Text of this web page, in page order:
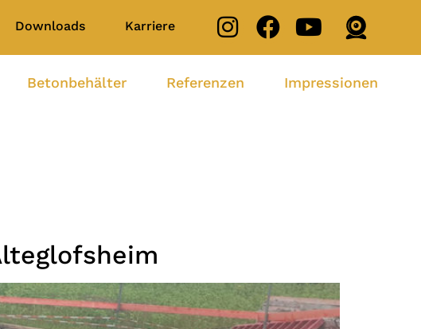
Downloads Karriere
Betonbehälter Referenzen Impressionen